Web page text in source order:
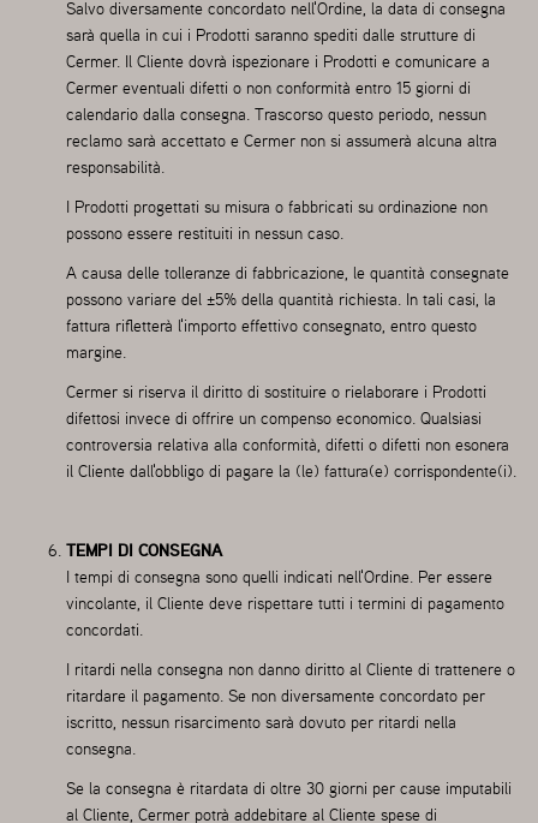
Salvo diversamente concordato nell'Ordine, la data di consegna
sarà quella in cui i Prodotti saranno spediti dalle strutture di
Cermer. Il Cliente dovrà ispezionare i Prodotti e comunicare a
Cermer eventuali difetti o non conformità entro 15 giorni di
calendario dalla consegna. Trascorso questo periodo, nessun
reclamo sarà accettato e Cermer non si assumerà alcuna altra
responsabilità.
I Prodotti progettati su misura o fabbricati su ordinazione non
possono essere restituiti in nessun caso.
A causa delle tolleranze di fabbricazione, le quantità consegnate
possono variare del ±5% della quantità richiesta. In tali casi, la
fattura rifletterà l'importo effettivo consegnato, entro questo
margine.
Cermer si riserva il diritto di sostituire o rielaborare i Prodotti
difettosi invece di offrire un compenso economico. Qualsiasi
controversia relativa alla conformità, difetti o difetti non esonera
il Cliente dall'obbligo di pagare la (le) fattura(e) corrispondente(i).
TEMPI DI CONSEGNA
I tempi di consegna sono quelli indicati nell'Ordine. Per essere
vincolante, il Cliente deve rispettare tutti i termini di pagamento
concordati.
I ritardi nella consegna non danno diritto al Cliente di trattenere o
ritardare il pagamento. Se non diversamente concordato per
iscritto, nessun risarcimento sarà dovuto per ritardi nella
consegna.
Se la consegna è ritardata di oltre 30 giorni per cause imputabili
al Cliente, Cermer potrà addebitare al Cliente spese di